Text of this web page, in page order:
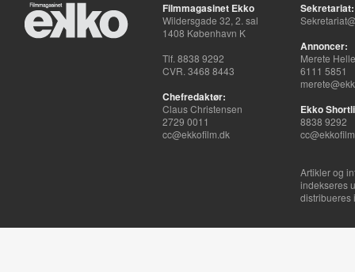
Filmmagasinet Ekko
Wildersgade 32, 2. sal
1408 København K
Tlf. 8838 9292
CVR. 3468 8443
Chefredaktør:
Claus Christensen
2729 0011
cc@ekkofilm.dk
Sekretariat:
Annoncer:
Merete
6111 5851
Ekko
8838 9292
Artikler og
indekseres
distribueres